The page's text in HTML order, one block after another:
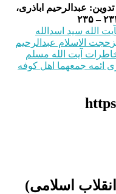
عبدالرحیم اباذری،
آیت الله سید اسدالله
حجت الاسلام عبدالرحیم
آیت الله مسلم
ائمه جمعهما اهل کوفه
اسلامی​)